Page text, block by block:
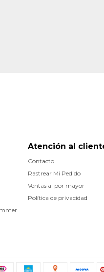
Atención al
Contacto
Rastrear Mi Pedido
Ventas al por mayor
Política de privacidad